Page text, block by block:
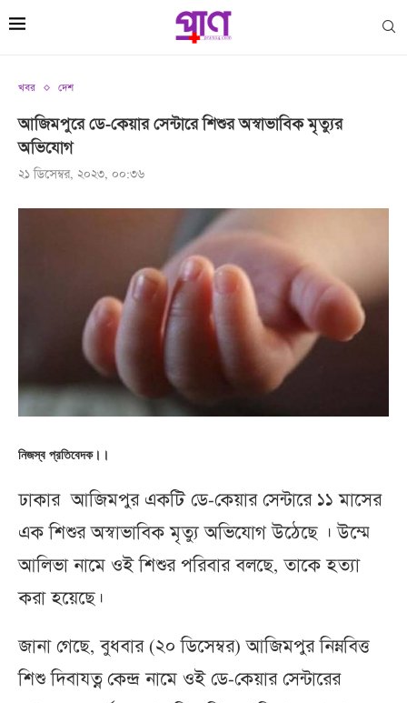
খবর দেশ
আজিমপুরে ডে-কেয়ার সেন্টারে শিশুর অস্বাভাবিক মৃত্যুর
অভিযোগ
২১ ডিসেম্বর, ২০২৩, ০০:৩৬
নিজস্ব প্রতিবেদক।।
ঢাকার আজিমপুর একটি ডে-কেয়ার সেন্টারে ১১ মাসের
এক শিশুর অস্বাভাবিক মৃত্যু অভিযোগ উঠেছে । উম্মে
আলিভা নামে ওই শিশুর পরিবার বলছে, তাকে হত্যা
করা হয়েছে।
জানা গেছে, বুধবার (২০ ডিসেম্বর) আজিমপুর নিম্নবিত্ত
শিশু দিবাযত্ন কেন্দ্র নামে ওই ডে-কেয়ার সেন্টারের